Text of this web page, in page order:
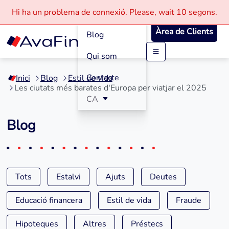
Saltar
contingut
Hi ha un problema de connexió. Please, wait 10 segons.
Blog
Qui som
Contacte
CA
Àrea de Clients
Inici Blog
Estil de vida
Les ciutats més barates d'Europa per viatjar el 2025
Blog
Tots Estalvi Ajuts Deutes
Educació financera Estil de vida Fraude
Hipoteques Altres Préstecs